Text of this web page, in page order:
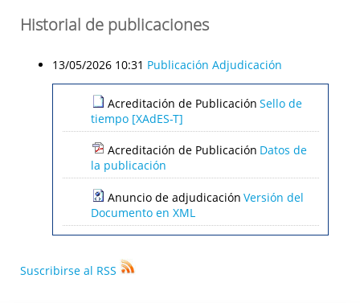
Historial de publicaciones
13/05/2026 10:31 Publicación Adjudicación
Acreditación de Publicación Sello de
tiempo [XAdES-T]
Acreditación de Publicación Datos de
la publicación
Anuncio de adjudicación Versión del
Documento en XML
Suscribirse al RSS